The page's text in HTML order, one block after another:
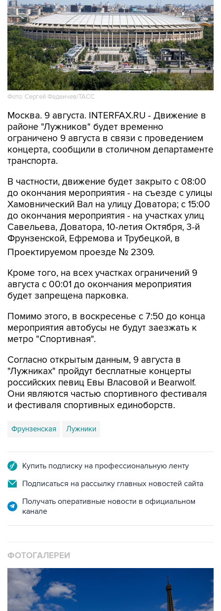
Фото: Сергей Фадеичев/ТАСС
Москва. 9 августа. INTERFAX.RU - Движение в
районе "Лужников" будет временно
ограничено 9 августа в связи с проведением
концерта, сообщили в столичном департаменте
транспорта.
В частности, движение будет закрыто с 08:00
до окончания мероприятия - на съезде с улицы
Хамовнический Вал на улицу Доватора; с 15:00
до окончания мероприятия - на участках улиц
Савельева, Доватора, 10-летия Октября, 3-й
Фрунзенской, Ефремова и Трубецкой, в
Проектируемом проезде № 2309.
Кроме того, на всех участках ограничений 9
августа с 00:01 до окончания мероприятия
будет запрещена парковка.
Помимо этого, в воскресенье с 7:50 до конца
мероприятия автобусы не будут заезжать к
метро "Спортивная".
Согласно открытым данным, 9 августа в
"Лужниках" пройдут бесплатные концерты
российских певиц Евы Власовой и Bearwolf.
Они являются частью спортивного фестиваля
и фестиваля спортивных единоборств.
Фрунзенская Лужники
Купить подписку на профессиональную ленту
Подписаться на рассылку главных новостей сайта
Получать оперативные новости в официальном
канале
ФОТОГАЛЕРЕИ